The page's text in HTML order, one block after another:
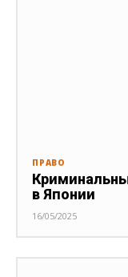
ПРАВО
в Японии
16/05/2025